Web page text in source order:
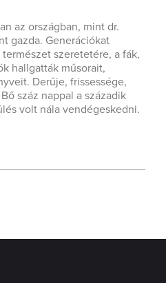
az országban, mint dr.
gazda. Generációkat
szeretetére, a fák,
hallgatták műsorait,
Derűje, frissessége,
száz nappal a századik
volt nála vendégeskedni.